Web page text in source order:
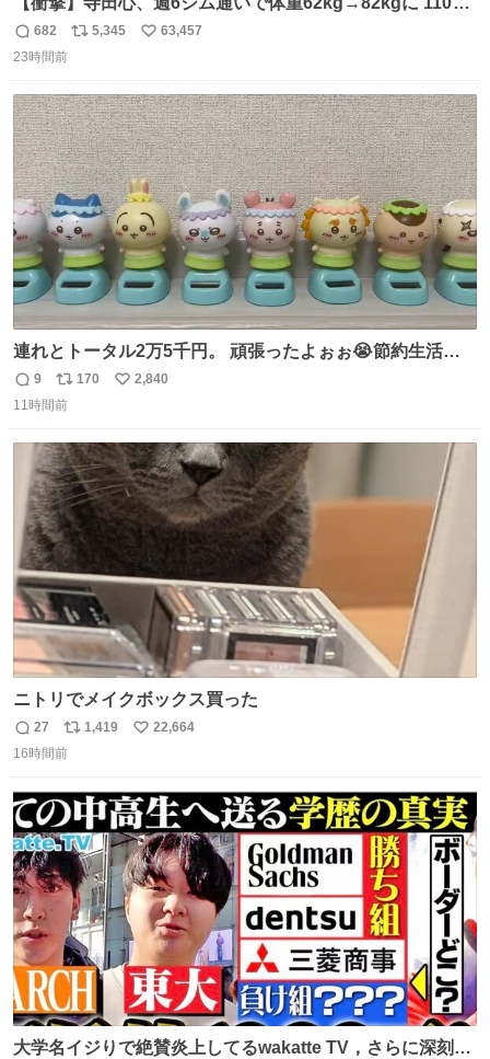
のベンチプレス持ち上げる姿披露
news.livedoor.com/article/detail… 元々自重のみだった
のためおにぎり10個、ゼリー飲料3～4本、パスタと毎日4
千kcalオーバーの食事を摂取し、増量したという。
返
信
682
リ
ト
数
5,345
い
数
63,457
23時間前
連れとトータル2万5千円。 頑張ったよぉぉ😭節約生活の
始まり。笑
返
信
9
リ
ポ
ト
数
170
い
数
2,840
11時間前
ニトリでメイクボックス買った
返
信
27
リ
ポ
ト
数
1,419
い
数
22,664
16時間前
大学名イジりで絶賛炎上してるwakatte TV，さらに深刻な